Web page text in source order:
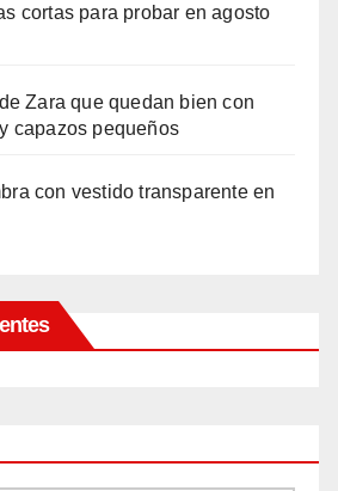
cortas para probar en agosto
Zara que quedan bien con
capazos pequeños
con vestido transparente en